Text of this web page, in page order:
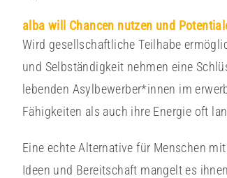
alba will Chancen nutzen und
Wird gesellschaftliche Teilhabe
und Selbständigkeit nehmen eine
lebenden Asylbewerber*innen im
Fähigkeiten als auch ihre Energie oft
Eine echte Alternative für Menschen
Ideen und Bereitschaft mangelt es